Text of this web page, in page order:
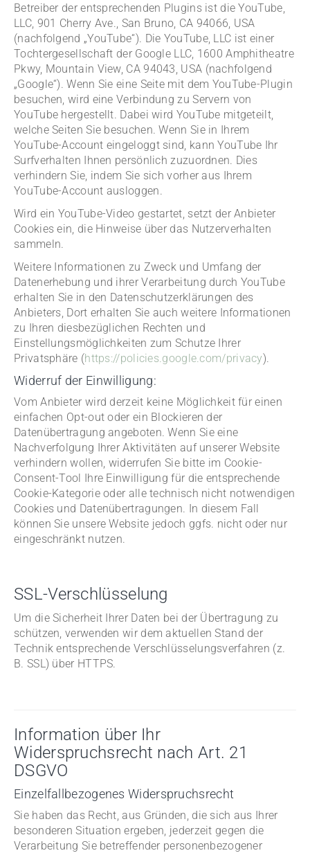
Betreiber der entsprechenden Plugins ist die YouTube,
LLC, 901 Cherry Ave., San Bruno, CA 94066, USA
(nachfolgend „YouTube“). Die YouTube, LLC ist einer
Tochtergesellschaft der Google LLC, 1600 Amphitheatre
Pkwy, Mountain View, CA 94043, USA (nachfolgend
„Google“). Wenn Sie eine Seite mit dem YouTube-Plugin
besuchen, wird eine Verbindung zu Servern von
YouTube hergestellt. Dabei wird YouTube mitgeteilt,
welche Seiten Sie besuchen. Wenn Sie in Ihrem
YouTube-Account eingeloggt sind, kann YouTube Ihr
Surfverhalten Ihnen persönlich zuzuordnen. Dies
verhindern Sie, indem Sie sich vorher aus Ihrem
YouTube-Account ausloggen.
Wird ein YouTube-Video gestartet, setzt der Anbieter
Cookies ein, die Hinweise über das Nutzerverhalten
sammeln.
Weitere Informationen zu Zweck und Umfang der
Datenerhebung und ihrer Verarbeitung durch YouTube
erhalten Sie in den Datenschutzerklärungen des
Anbieters, Dort erhalten Sie auch weitere Informationen
zu Ihren diesbezüglichen Rechten und
Einstellungsmöglichkeiten zum Schutze Ihrer
Privatsphäre (https://policies.google.com/privacy).
Widerruf der Einwilligung:
Vom Anbieter wird derzeit keine Möglichkeit für einen
einfachen Opt-out oder ein Blockieren der
Datenübertragung angeboten. Wenn Sie eine
Nachverfolgung Ihrer Aktivitäten auf unserer Website
verhindern wollen, widerrufen Sie bitte im Cookie-
Consent-Tool Ihre Einwilligung für die entsprechende
Cookie-Kategorie oder alle technisch nicht notwendigen
Cookies und Datenübertragungen. In diesem Fall
können Sie unsere Website jedoch ggfs. nicht oder nur
eingeschränkt nutzen.
SSL-Verschlüsselung
Um die Sicherheit Ihrer Daten bei der Übertragung zu
schützen, verwenden wir dem aktuellen Stand der
Technik entsprechende Verschlüsselungsverfahren (z.
B. SSL) über HTTPS.
Information über Ihr
Widerspruchsrecht nach Art. 21
DSGVO
Einzelfallbezogenes Widerspruchsrecht
Sie haben das Recht, aus Gründen, die sich aus Ihrer
besonderen Situation ergeben, jederzeit gegen die
Verarbeitung Sie betreffender personenbezogener